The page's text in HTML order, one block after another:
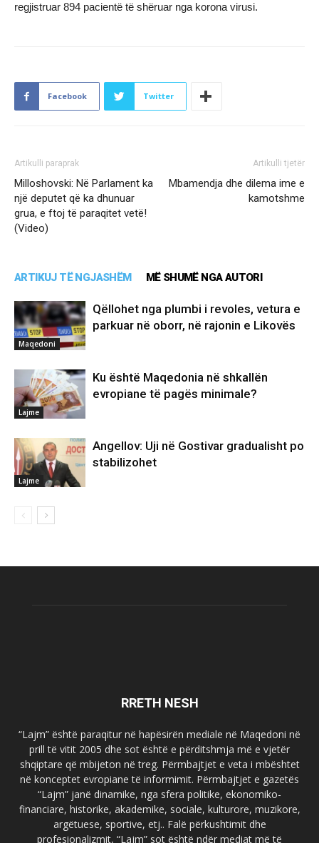
regjistruar 894 pacientë të shëruar nga korona virusi.
Facebook Twitter
Artikulli paraprak
Milloshovski: Në Parlament ka
një deputet që ka dhunuar
grua, e ftoj të paraqitet vetë!
(Video)
Artikulli tjetër
Mbamendja dhe dilema ime e
kamotshme
ARTIKUJ TË NGJASHËM MË SHUMË NGA AUTORI
Maqedoni
Qëllohet nga plumbi i revoles, vetura e
parkuar në oborr, në rajonin e Likovës
Lajme
Ku është Maqedonia në shkallën
evropiane të pagës minimale?
Lajme
Angellov: Uji në Gostivar gradualisht po
stabilizohet
RRETH NESH
“Lajm” është paraqitur në hapësirën mediale në Maqedoni në
prill të vitit 2005 dhe sot është e përditshmja më e vjetër
shqiptare që mbijeton në treg. Përmbajtjet e veta i mbështet
në konceptet evropiane të informimit. Përmbajtjet e gazetës
“Lajm” janë dinamike, nga sfera politike, ekonomiko-
financiare, historike, akademike, sociale, kulturore, muzikore,
argëtuese, sportive, etj.. Falë përkushtimit dhe
profesionalizmit, “Lajm” sot është ndër mediat më të